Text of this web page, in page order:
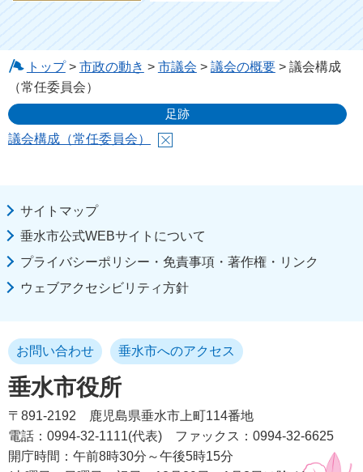
トップ> 市政の動き > 市議会 > 議会の概要> 議会構成
（常任委員会）
足跡
議会構成（常任委員会）
サイトマップ
垂水市公式WEBサイトについて
プライバシーポリシー・免責事項・著作権・リンク
ウェブアクセシビリティ方針
垂水市役所
お問い合わせ 垂水市へのアクセス
〒891-2192
鹿児島県垂水市上町114番地
電話：0994-32-1111(代表)
ファックス：0994-32-6625
開庁時間：午前8時30分～午後5時15分